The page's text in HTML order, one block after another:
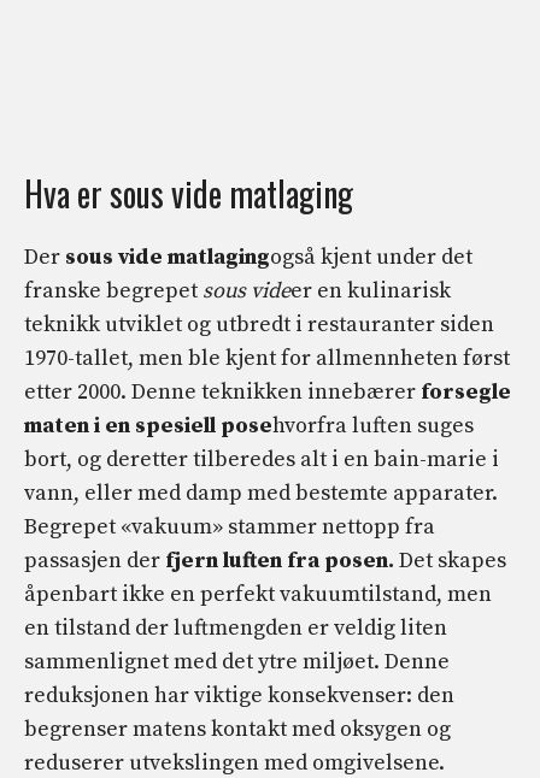
Hva er sous vide matlaging
Der sous vide matlagingogså kjent under det
franske begrepet sous videer en kulinarisk
teknikk utviklet og utbredt i restauranter siden
1970-tallet, men ble kjent for allmennheten først
etter 2000. Denne teknikken innebærer forsegle
maten i en spesiell posehvorfra luften suges
bort, og deretter tilberedes alt i en bain-marie i
vann, eller med damp med bestemte apparater.
Begrepet «vakuum» stammer nettopp fra
passasjen der fjern luften fra posen. Det skapes
åpenbart ikke en perfekt vakuumtilstand, men
en tilstand der luftmengden er veldig liten
sammenlignet med det ytre miljøet. Denne
reduksjonen har viktige konsekvenser: den
begrenser matens kontakt med oksygen og
reduserer utvekslingen med omgivelsene.